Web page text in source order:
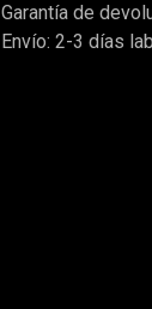
Garantía de
Envío: 2-3 días